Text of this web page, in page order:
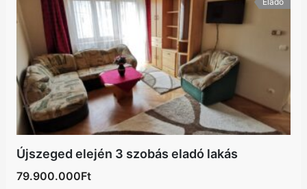
Újszeged elején 3 szobás eladó lakás
79.900.000Ft